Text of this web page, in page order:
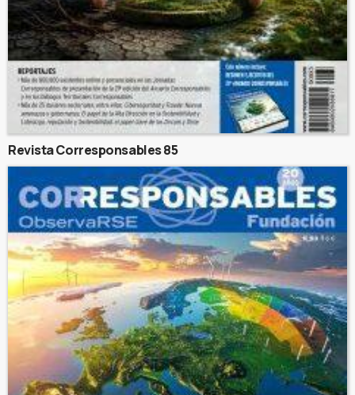
Revista Corresponsables 85